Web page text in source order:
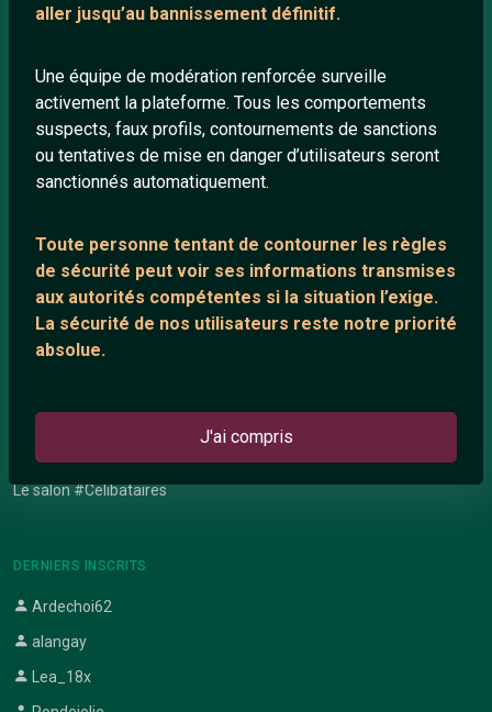
aller jusqu’au bannissement définitif.
Une équipe de modération renforcée surveille
activement la plateforme. Tous les comportements
suspects, faux profils, contournements de sanctions
ou tentatives de mise en danger d’utilisateurs seront
sanctionnés automatiquement.
Toute personne tentant de contourner les règles
de sécurité peut voir ses informations transmises
aux autorités compétentes si la situation l’exige.
La sécurité de nos utilisateurs reste notre priorité
absolue.
J'ai compris
Communauté
Playlists YouTube
ANNEXE
Support IRC
ARTICLES RÉCENTS
Chat en ligne
Témoignage de nathanaelle
Le salon #Celibataires
DERNIERS INSCRITS
Ardechoi62
alangay
Lea_18x